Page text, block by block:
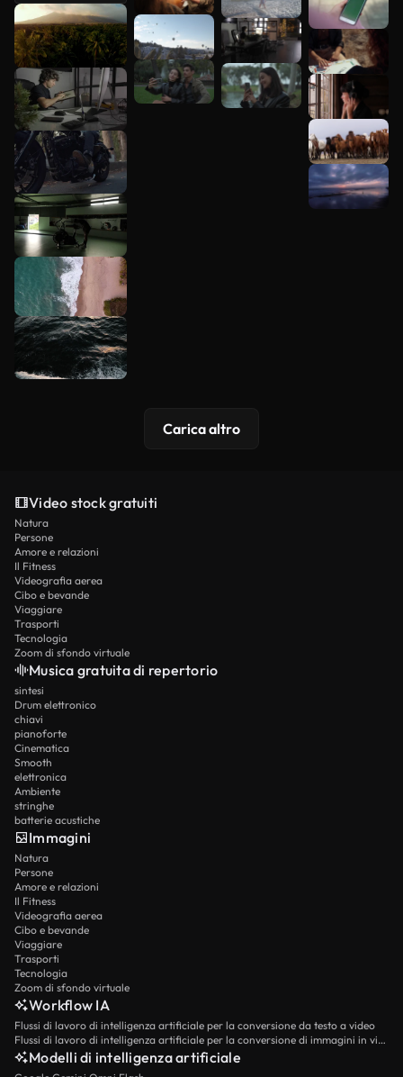
Carica altro
Video stock gratuiti
Natura
Persone
Amore e relazioni
Il Fitness
Videografia aerea
Cibo e bevande
Viaggiare
Trasporti
Tecnologia
Zoom di sfondo virtuale
Musica gratuita di repertorio
sintesi
Drum elettronico
chiavi
pianoforte
Cinematica
Smooth
elettronica
Ambiente
stringhe
batterie acustiche
Immagini
Natura
Persone
Amore e relazioni
Il Fitness
Videografia aerea
Cibo e bevande
Viaggiare
Trasporti
Tecnologia
Zoom di sfondo virtuale
Workflow IA
Flussi di lavoro di intelligenza artificiale per la conversione da testo a video
Flussi di lavoro di intelligenza artificiale per la conversione di immagini in video
Modelli di intelligenza artificiale